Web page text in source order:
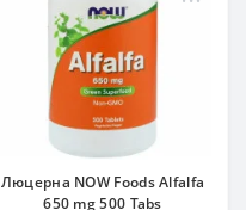
Люцерна NOW Foods Alfalfa
650 mg 500 Tabs